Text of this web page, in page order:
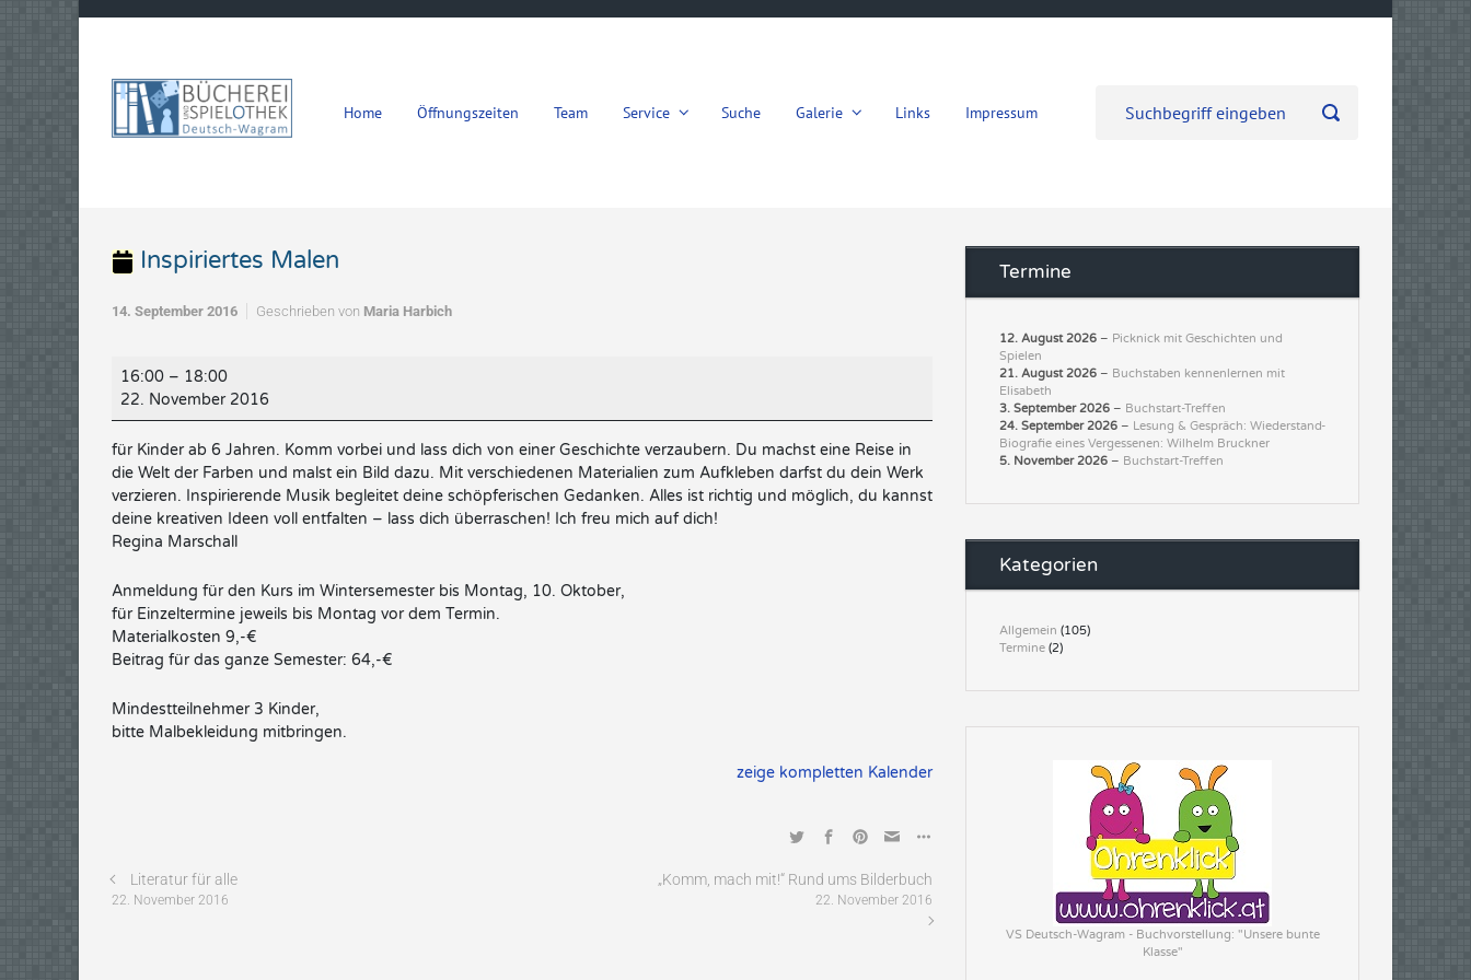
Home Öffnungszeiten Team Service Suche Galerie Links Impressum
Inspiriertes Malen
14. September 2016 Geschrieben von Maria Harbich
Inspiriertes
Malen
16:00 – 18:00
22. November 2016
für Kinder ab 6 Jahren. Komm vorbei und lass dich von einer Geschichte verzaubern. Du machst eine Reise in
die Welt der Farben und malst ein Bild dazu. Mit verschiedenen Materialien zum Aufkleben darfst du dein Werk
verzieren. Inspirierende Musik begleitet deine schöpferischen Gedanken. Alles ist richtig und möglich, du kannst
deine kreativen Ideen voll entfalten – lass dich überraschen! Ich freu mich auf dich!
Regina Marschall
Anmeldung für den Kurs im Wintersemester bis Montag, 10. Oktober,
für Einzeltermine jeweils bis Montag vor dem Termin.
Materialkosten 9,-€
Beitrag für das ganze Semester: 64,-€
Mindestteilnehmer 3 Kinder,
bitte Malbekleidung mitbringen.
zeige kompletten Kalender
Literatur für alle
22. November 2016
„Komm, mach mit!“ Rund ums Bilderbuch
22. November 2016
Termine
12. August 2026 – Picknick mit Geschichten und
Spielen
21. August 2026 – Buchstaben kennenlernen mit
Elisabeth
3. September 2026 – Buchstart-Treffen
24. September 2026 – Lesung & Gespräch: Wiederstand-
Biografie eines Vergessenen: Wilhelm Bruckner
5. November 2026 – Buchstart-Treffen
Kategorien
Allgemein (105)
Termine (2)
VS Deutsch-Wagram - Buchvorstellung: "Unsere bunte
Klasse"